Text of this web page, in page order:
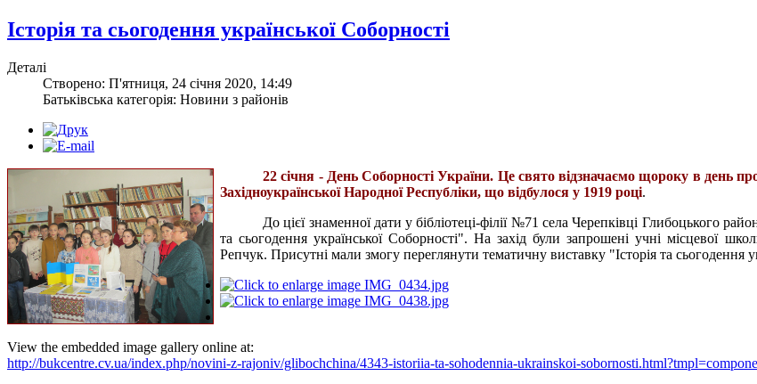
Історія та сьогодення української Соборності
Деталі
Створено: П'ятниця, 24 січня 2020, 14:49
Батьківська категорія: Новини з районів
22 січня - День Соборності України. Це свято відзначаємо щороку в день
Західноукраїнської Народної Республіки, що відбулося у 1919 році.
До цієї знаменної дати у бібліотеці-філії №71 села Черепківці Глибоцького
та сьогодення української Соборності". На захід були запрошені учні місцевої
Репчук. Присутні мали змогу переглянути тематичну виставку "Історія та сьогодення
View the embedded image gallery online at:
http://bukcentre.cv.ua/index.php/novini-z-rajoniv/glibochchina/4343-istoriia-ta-sohodennia-ukrainskoi-